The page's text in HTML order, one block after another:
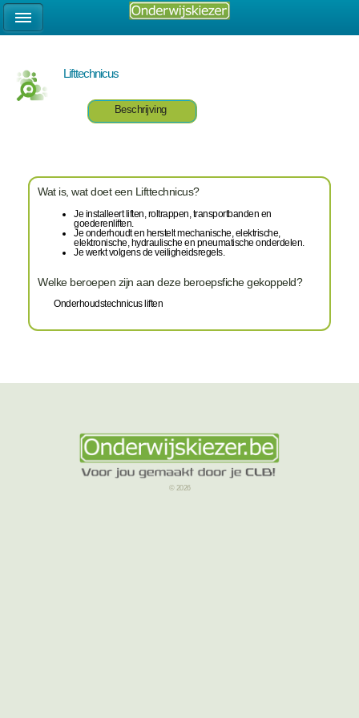
Lifttechnicus
Beschrijving
Wat is, wat doet een Lifttechnicus?
Je installeert liften, roltrappen, transportbanden en
goederenliften.
Je onderhoudt en herstelt mechanische, elektrische,
elektronische, hydraulische en pneumatische onderdelen.
Je werkt volgens de veiligheidsregels.
Welke beroepen zijn aan deze beroepsfiche gekoppeld?
Onderhoudstechnicus liften
© 2026